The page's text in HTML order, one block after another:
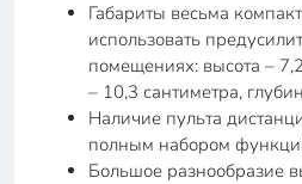
Габариты весьма
использовать
помещениях: высота –
– 10,3 сантиметра,
Наличие пульта
полным набором
Большое разнообразие